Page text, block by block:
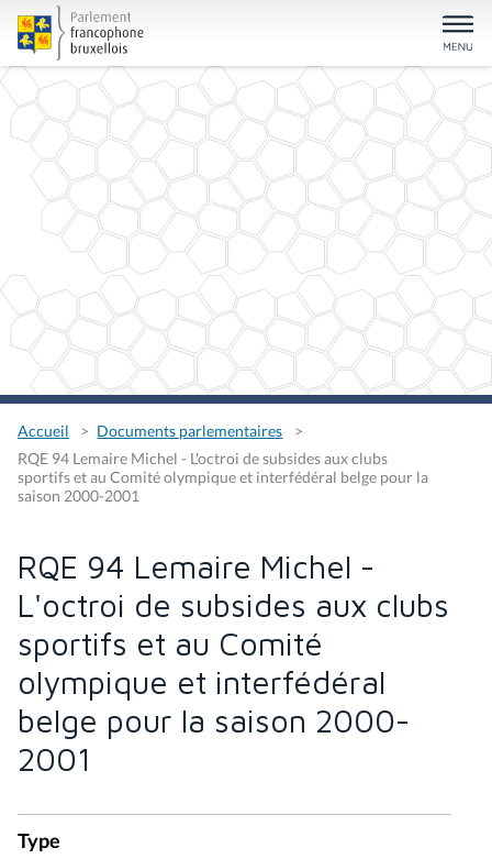
Accueil
Documents parlementaires
RQE 94 Lemaire Michel - L'octroi de subsides aux clubs
sportifs et au Comité olympique et interfédéral belge pour la
saison 2000-2001
RQE 94 Lemaire Michel -
L'octroi de subsides aux clubs
sportifs et au Comité
olympique et interfédéral
belge pour la saison 2000-
2001
Type